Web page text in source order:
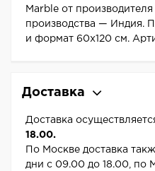
Marble от
производства — Индия.
и формат 60x120 см.
Доставка
Доставка
18.00.
По Москве доставка
дни с 09.00 до 18.00, по